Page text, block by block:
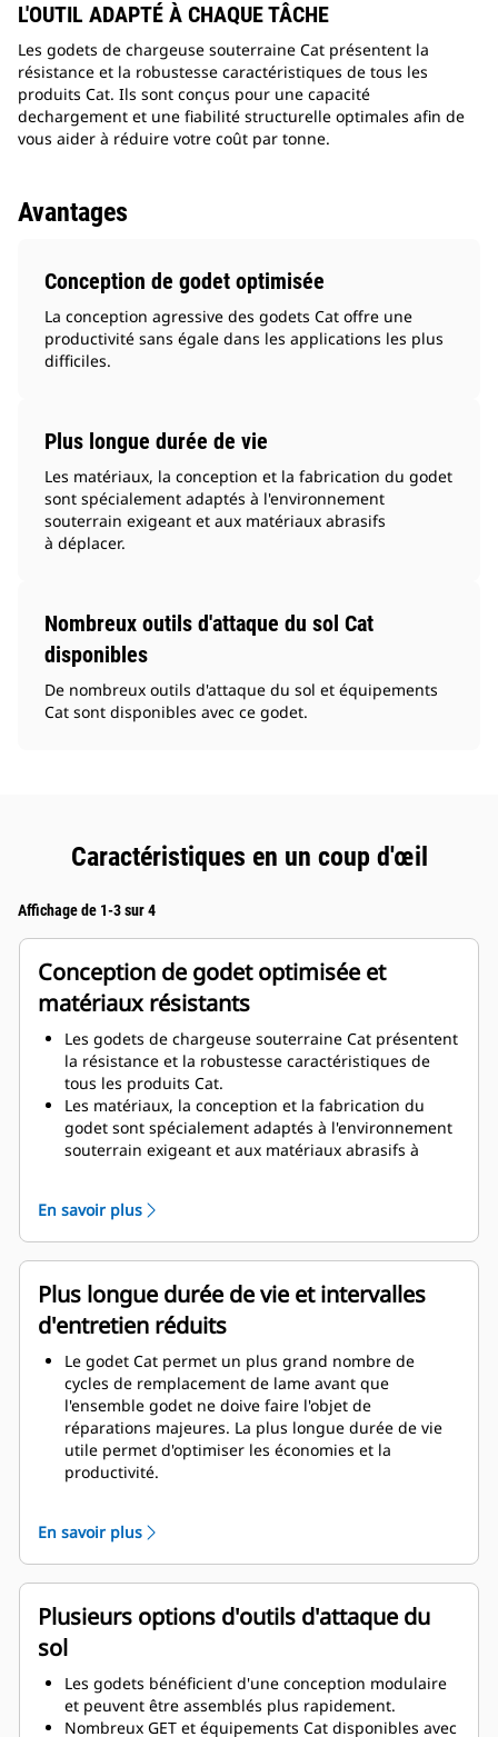
L'OUTIL ADAPTÉ À CHAQUE TÂCHE
Les godets de chargeuse souterraine Cat présentent la
résistance et la robustesse caractéristiques de tous les
produits Cat. Ils sont conçus pour une capacité
dechargement et une fiabilité structurelle optimales afin de
vous aider à réduire votre coût par tonne.
Avantages
Conception de godet optimisée
La conception agressive des godets Cat offre une
productivité sans égale dans les applications les plus
difficiles.
Plus longue durée de vie
Les matériaux, la conception et la fabrication du godet
sont spécialement adaptés à l'environnement
souterrain exigeant et aux matériaux abrasifs
à déplacer.
Nombreux outils d'attaque du sol Cat
disponibles
De nombreux outils d'attaque du sol et équipements
Cat sont disponibles avec ce godet.
Caractéristiques en un coup d'œil
Affichage de 1-3 sur 4
Conception de godet optimisée et
matériaux résistants
Les godets de chargeuse souterraine Cat présentent
la résistance et la robustesse caractéristiques de
tous les produits Cat.
Les matériaux, la conception et la fabrication du
godet sont spécialement adaptés à l'environnement
souterrain exigeant et aux matériaux abrasifs à
épaisseurs confère à l'ensemble godet une
résistance et une rigidité supérieures, ce qui facilite
la pose et la dépose de la lame.
Un matériau de qualité supérieure est utilisé pour
les composants de l'ensemble godet.
En savoir plus
Plus longue durée de vie et intervalles
d'entretien réduits
Le godet Cat permet un plus grand nombre de
cycles de remplacement de lame avant que
l'ensemble godet ne doive faire l'objet de
réparations majeures. La plus longue durée de vie
utile permet d'optimiser les économies et la
productivité.
godet plus résistant et un poids équilibré pour un
rendement global accru de la machine.
Les GET Cat offrent également de grands avantages
concurrentiels.
En savoir plus
Plusieurs options d'outils d'attaque du
sol
Les godets bénéficient d'une conception modulaire
et peuvent être assemblés plus rapidement.
Nombreux GET et équipements Cat disponibles avec